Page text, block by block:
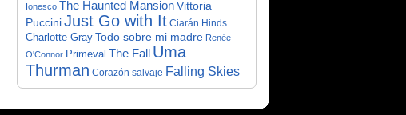
Ionesco The Haunted MansionVittoria
PucciniJust Go with It Ciarán Hinds
Charlotte Gray Todo sobre mi madre Renée
O'Connor Primeval The Fall Uma
Thurman Corazón salvaje Falling Skies